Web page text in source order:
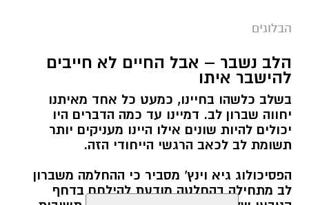
יש לכם מידע חשוב שטרם נחשף? צילומים מאירוע
חדשותי? מצאתם טעות בכתבה? נשמח שתשתפו
אותנו
הבלוגים
הלב נשבר – אבל החיים לא חייבים
להישבר איתו
בשלב כלשהו בחיינו, כמעט כל אחד מאיתנו
יחווה שברון לב. דמיינו עד כמה הדברים היו
יכולים להיות שונים אילו היינו מעניקים יותר
תשומת לב לכאב הרגשי הייחודי הזה.
הפסיכולוג גיא וינץ' מסביר כי ההחלמה משברון
לב מתחילה בהחלטה מודעת להילחם בדחף